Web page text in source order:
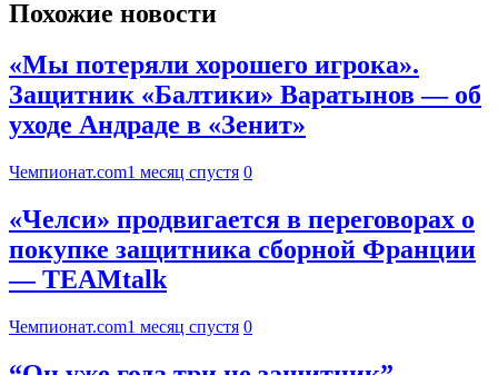
Похожие новости
«Мы потеряли хорошего игрока».
Защитник «Балтики» Варатынов — об
уходе Андраде в «Зенит»
Чемпионат.com1 месяц спустя 0
«Челси» продвигается в переговорах о
покупке защитника сборной Франции
— TEAMtalk
Чемпионат.com1 месяц спустя 0